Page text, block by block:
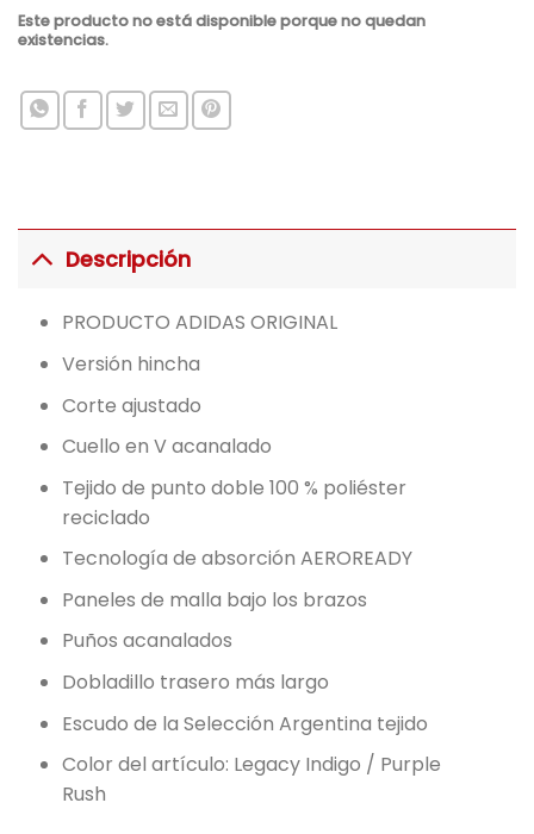
Este producto no está disponible porque no quedan
existencias.
Descripción
PRODUCTO ADIDAS ORIGINAL
Versión hincha
Corte ajustado
Cuello en V acanalado
Tejido de punto doble 100 % poliéster
reciclado
Tecnología de absorción AEROREADY
Paneles de malla bajo los brazos
Puños acanalados
Dobladillo trasero más largo
Escudo de la Selección Argentina tejido
Color del artículo: Legacy Indigo / Purple
Rush